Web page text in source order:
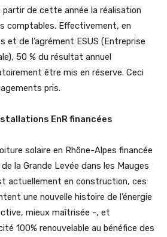
partir de cette année la réalisation
comptables. Effectivement, en
de l’agrément ESUS (Entreprise
50 % du résultat annuel
être mis en réserve. Ceci
pris.
EnR financées
solaire en Rhône-Alpes financée
la Grande Levée dans les Mauges
actuellement en construction, ces
une nouvelle histoire de l’énergie
mieux maîtrisée -, et
100% renouvelable au bénéfice des